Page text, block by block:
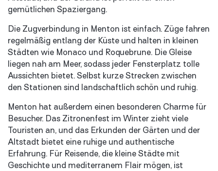
gemütlichen Spaziergang.
Die Zugverbindung in Menton ist einfach. Züge fahren
regelmäßig entlang der Küste und halten in kleinen
Städten wie Monaco und Roquebrune. Die Gleise
liegen nah am Meer, sodass jeder Fensterplatz tolle
Aussichten bietet. Selbst kurze Strecken zwischen
den Stationen sind landschaftlich schön und ruhig.
Menton hat außerdem einen besonderen Charme für
Besucher. Das Zitronenfest im Winter zieht viele
Touristen an, und das Erkunden der Gärten und der
Altstadt bietet eine ruhige und authentische
Erfahrung. Für Reisende, die kleine Städte mit
Geschichte und mediterranem Flair mögen, ist